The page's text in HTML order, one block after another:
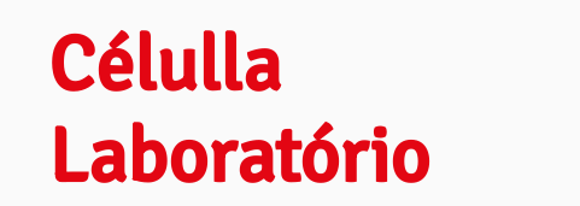
Célulla
Laboratório